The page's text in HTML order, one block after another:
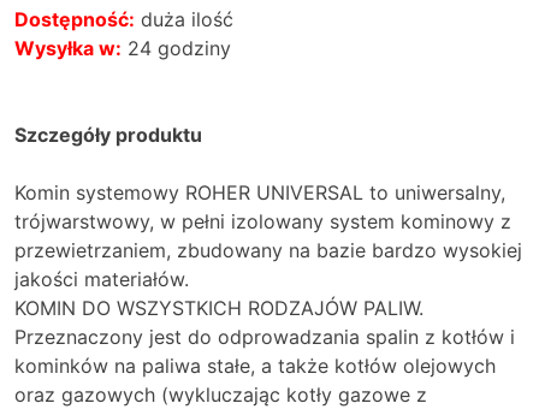
Dostępność: duża ilość
Wysyłka w: 24 godziny
Szczegóły produktu
Komin systemowy ROHER UNIVERSAL to uniwersalny,
trójwarstwowy, w pełni izolowany system kominowy z
przewietrzaniem, zbudowany na bazie bardzo wysokiej
jakości materiałów.
KOMIN DO WSZYSTKICH RODZAJÓW PALIW.
Przeznaczony jest do odprowadzania spalin z kotłów i
kominków na paliwa stałe, a także kotłów olejowych
oraz gazowych (wykluczając kotły gazowe z